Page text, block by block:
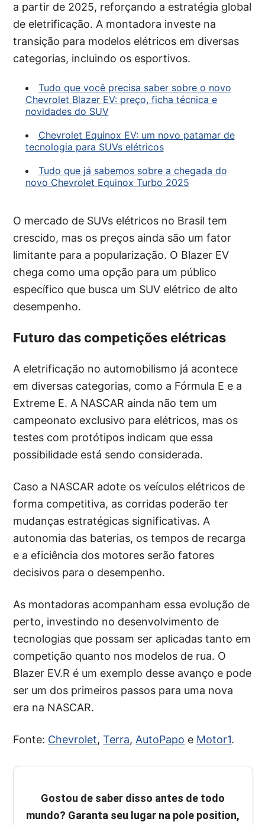
a partir de 2025, reforçando a estratégia global
de eletrificação. A montadora investe na
transição para modelos elétricos em diversas
categorias, incluindo os esportivos.
Tudo que você precisa saber sobre o novo
Chevrolet Blazer EV: preço, ficha técnica e
novidades do SUV
Chevrolet Equinox EV: um novo patamar de
tecnologia para SUVs elétricos
Tudo que já sabemos sobre a chegada do
novo Chevrolet Equinox Turbo 2025
O mercado de SUVs elétricos no Brasil tem
crescido, mas os preços ainda são um fator
limitante para a popularização. O Blazer EV
chega como uma opção para um público
específico que busca um SUV elétrico de alto
desempenho.
Futuro das competições elétricas
A eletrificação no automobilismo já acontece
em diversas categorias, como a Fórmula E e a
Extreme E. A NASCAR ainda não tem um
campeonato exclusivo para elétricos, mas os
testes com protótipos indicam que essa
possibilidade está sendo considerada.
Caso a NASCAR adote os veículos elétricos de
forma competitiva, as corridas poderão ter
mudanças estratégicas significativas. A
autonomia das baterias, os tempos de recarga
e a eficiência dos motores serão fatores
decisivos para o desempenho.
As montadoras acompanham essa evolução de
perto, investindo no desenvolvimento de
tecnologias que possam ser aplicadas tanto em
competição quanto nos modelos de rua. O
Blazer EV.R é um exemplo desse avanço e pode
ser um dos primeiros passos para uma nova
era na NASCAR.
Fonte: Chevrolet,Terra, AutoPapo e Motor1.
Gostou de saber disso antes de todo
mundo? Garanta seu lugar na pole position,